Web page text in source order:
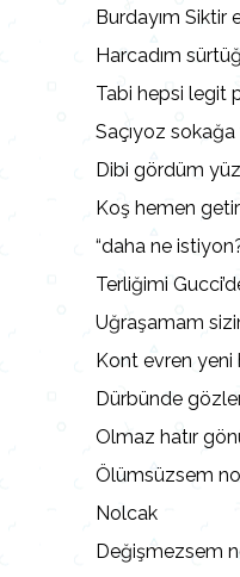
Burdayım Siktir
Harcadım
Tabi hepsi legit
Saçıyoz
Dibi gördüm
Koş hemen
“daha ne
Terliğimi
Uğraşamam
Kont evren yeni
Dürbünde
Olmaz hatır
Ölümsüzsem
Nolcak
Değişmezsem